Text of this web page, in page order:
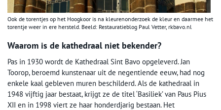
Ook de torentjes op het Hoogkoor is na kleurenonderzoek de kleur en daarmee het
torentje weer in ere hersteld. Beeld: Restauratieblog Paul Vetter, rkbavo.nl
Waarom is de kathedraal niet bekender?
Pas in 1930 wordt de Kathedraal Sint Bavo opgeleverd. Jan
Toorop, beroemd kunstenaar uit de negentiende eeuw, had nog
enkele kaal gebleven muren beschilderd. Als de kathedraal in
1948 vijftig jaar bestaat, krijgt ze de titel ‘Basiliek’ van Paus Pius
XII en in 1998 viert ze haar honderdjarig bestaan. Het